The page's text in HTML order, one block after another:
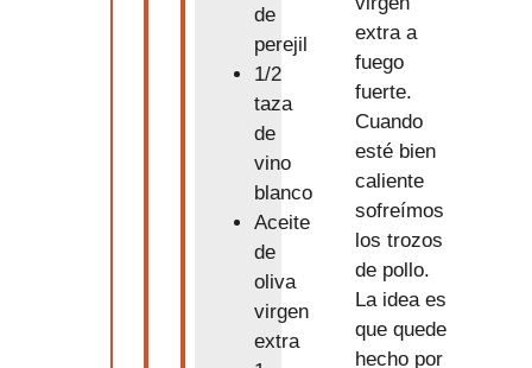
de
perejil
1/2
taza
de
vino
blanco
Aceite
de
oliva
virgen
extra
extra a
fuego
fuerte.
Cuando
esté bien
caliente
sofreímos
los trozos
de pollo.
La idea es
que quede
hecho por